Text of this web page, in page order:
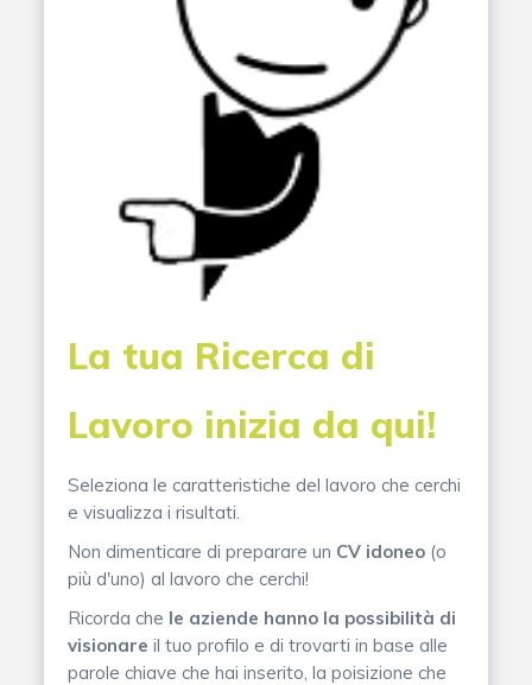
La tua Ricerca di
Lavoro inizia da qui!
Seleziona le caratteristiche del lavoro che cerchi
e visualizza i risultati.
Non dimenticare di preparare un CV idoneo (o
più d'uno) al lavoro che cerchi!
Ricorda che le aziende hanno la possibilità di
visionare il tuo profilo e di trovarti in base alle
parole chiave che hai inserito, la poisizione che